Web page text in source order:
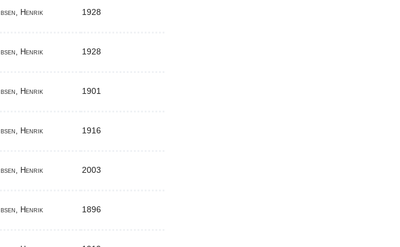
Ibsen, Henrik 1928
Ibsen, Henrik 1928
Ibsen, Henrik 1901
Ibsen, Henrik 1916
Ibsen, Henrik 2003
Ibsen, Henrik 1896